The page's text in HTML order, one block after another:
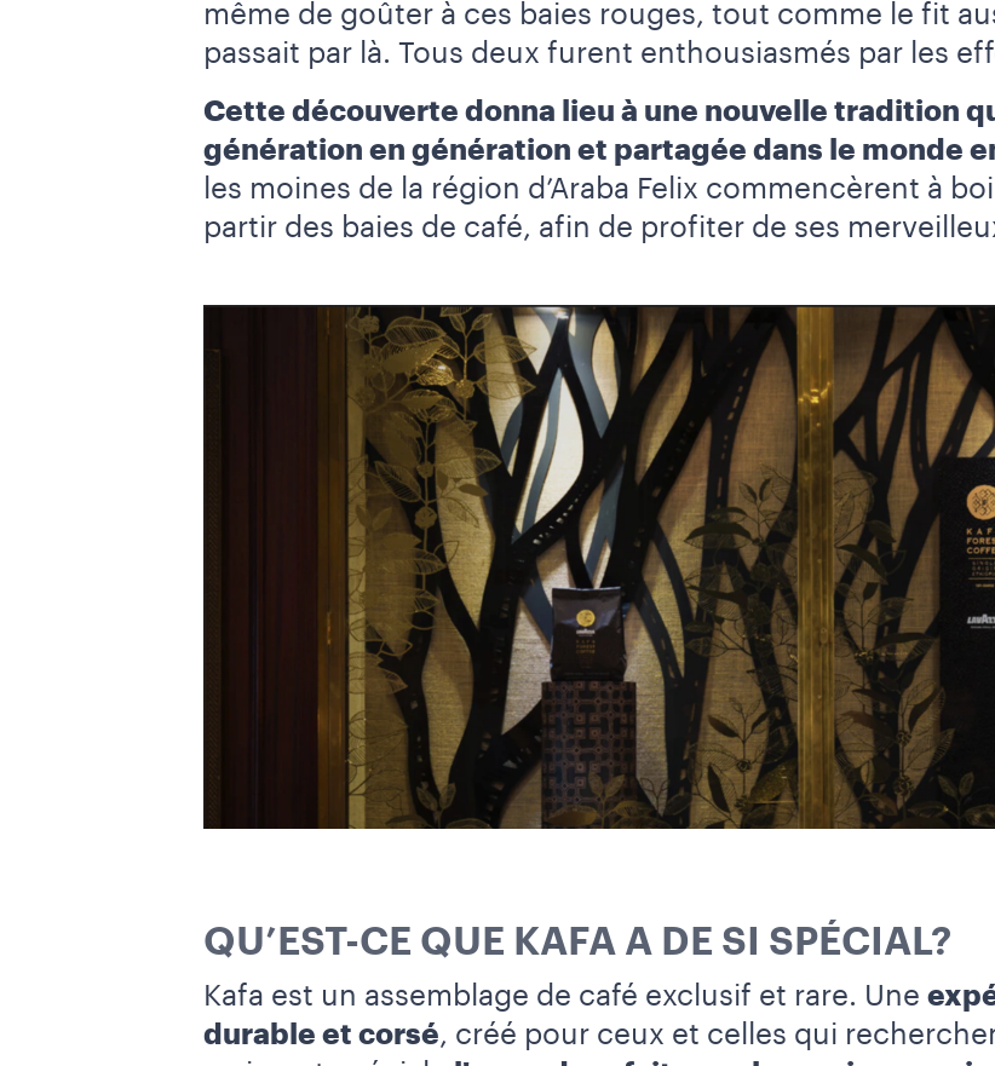
même de goûter à ces baies rouges, tout comme le fit
passait par là. Tous deux furent enthousiasmés par les
Cette découverte donna lieu à une nouvelle tradition
génération en génération et partagée dans le monde
les moines de la région d’Araba Felix commencèrent à
partir des baies de café, afin de profiter de ses
QU’EST-CE QUE KAFA A DE SI SPÉCIAL?
Kafa est un assemblage de café exclusif et rare. Une
durable et corsé, créé pour ceux et celles qui